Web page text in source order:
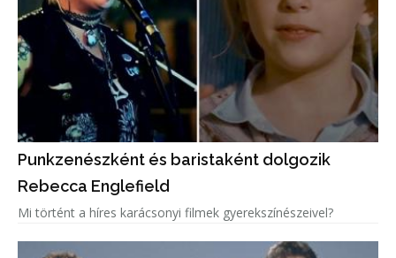
Punkzenészként és baristaként dolgozik
Rebecca Englefield
Mi történt a híres karácsonyi filmek gyerekszínészeivel?